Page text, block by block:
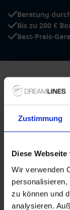
Zustimmung
Diese
Wir verwenden
zu können und
analysieren.
Beratung
Bis zu 200 €
Best-Preis-